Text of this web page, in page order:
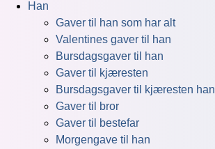
Han
Gaver til han som har alt
Valentines gaver til han
Bursdagsgaver til han
Gaver til kjæresten
Bursdagsgaver til kjæresten han
Gaver til bror
Gaver til bestefar
Morgengave til han